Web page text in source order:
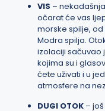
VIS –
očarat će vas
morske spilje,
Modra spilja.
izolaciji sačuvao
kojima su i
ćete uživati i u
atmosfere na
DUGI OTOK –